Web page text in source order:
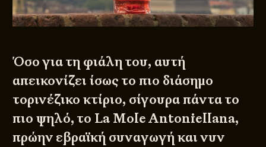
Όσο για τη φιάλη του, αυτή
απεικονίζει ίσως το πιο διάσημο
τορινέζικο κτίριο, σίγουρα πάντα το
πιο ψηλό, το La Mole Antoniellana,
πρώην εβραϊκή συναγωγή και νυν